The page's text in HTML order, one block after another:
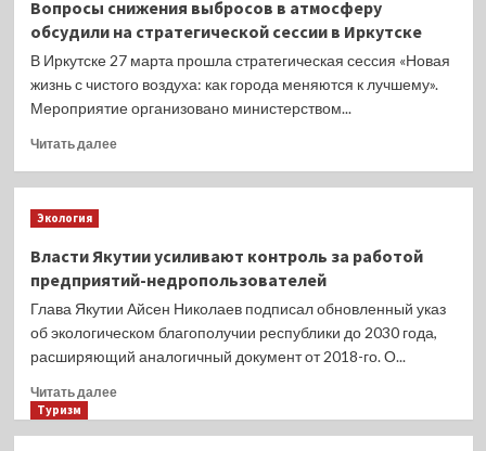
«Незаконная
добыча
(вылов)
водных
ресурсов».
совещание
по
подготовке
пожароопасному
сезону
2024.
Вопросы снижения выбросов в атмосферу
обсудили на стратегической сессии в Иркутске
В Иркутске 27 марта прошла стратегическая сессия «Новая
жизнь с чистого воздуха: как города меняются к лучшему».
Мероприятие организовано министерством...
Читать далееПрочитать
в
атмосферу
обсудили
сессии
в
Экология
Власти Якутии усиливают контроль за работой
предприятий-недропользователей
Глава Якутии Айсен Николаев подписал обновленный указ
об экологическом благополучии республики до 2030 года,
расширяющий аналогичный документ от 2018-го. О...
Читать далееПрочитать
Туризм